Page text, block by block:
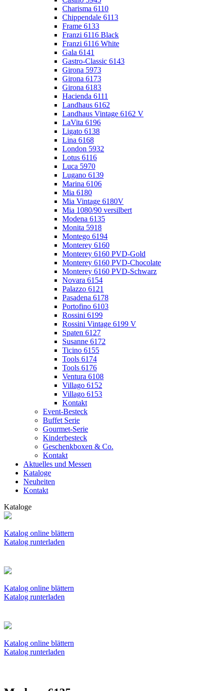
Charisma 6110
Chippendale 6113
Frame 6133
Franzi 6116 Black
Franzi 6116 White
Gala 6141
Gastro-Classic 6143
Girona 5973
Girona 6173
Girona 6183
Hacienda 6111
Landhaus 6162
Landhaus Vintage 6162 V
LaVita 6196
Ligato 6138
Lina 6168
London 5932
Lotus 6116
Luca 5970
Lugano 6139
Marina 6106
Mia 6180
Mia Vintage 6180V
Mia 1080/90 versilbert
Modena 6135
Monita 5918
Montego 6194
Monterey 6160
Monterey 6160 PVD-Gold
Monterey 6160 PVD-Chocolate
Monterey 6160 PVD-Schwarz
Novara 6154
Palazzo 6121
Pasadena 6178
Portofino 6103
Rossini 6199
Rossini Vintage 6199 V
Spaten 6127
Susanne 6172
Ticino 6155
Tools 6174
Tools 6176
Ventura 6108
Villago 6152
Villago 6153
Kontakt
Event-Besteck
Buffet Serie
Gourmet-Serie
Kinderbesteck
Geschenkboxen & Co.
Kontakt
Aktuelles und Messen
Kataloge
Neuheiten
Kontakt
Kataloge
Katalog online blättern
Katalog runterladen
Katalog online blättern
Katalog runterladen
Katalog online blättern
Katalog runterladen